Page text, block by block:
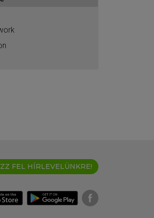
FEL HÍRLEVELÜNKRE!